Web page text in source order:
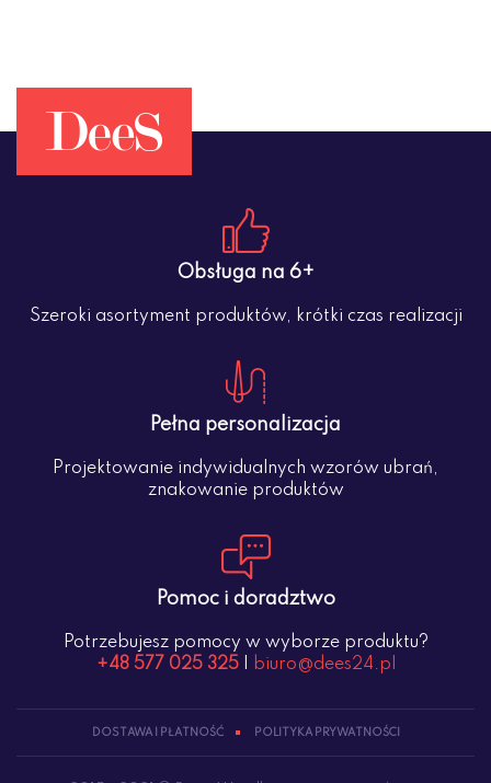
Obsługa na 6+
Szeroki asortyment produktów, krótki czas realizacji
Pełna personalizacja
Projektowanie indywidualnych wzorów ubrań,
znakowanie produktów
Pomoc i doradztwo
Potrzebujesz pomocy w wyborze produktu?
+48 577 025 325| biuro@dees24.pl
DOSTAWA I PŁATNOŚĆ POLITYKA PRYWATNOŚCI